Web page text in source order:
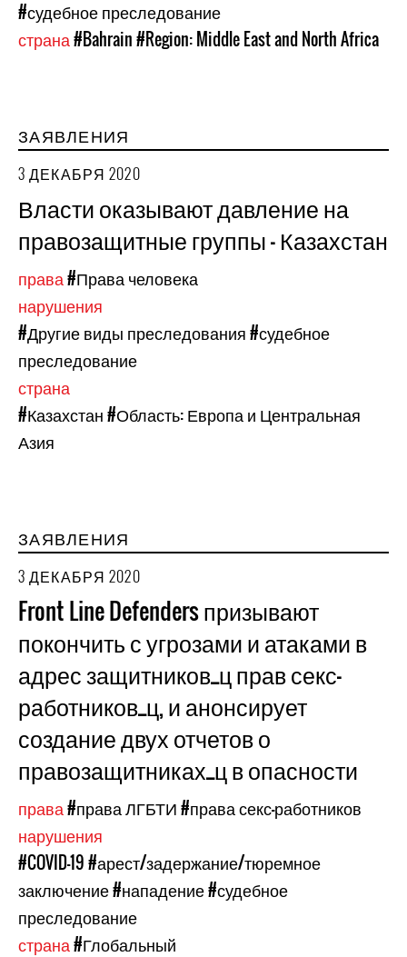
#судебное преследование
страна#Bahrain#Region: Middle East and North Africa
ЗАЯВЛЕНИЯ
3 ДЕКАБРЯ 2020
Власти оказывают давление на
правозащитные группы - Казахстан
права#Права человека
нарушения
#Другие виды преследования#судебное
преследование
страна
#Казахстан#Область: Европа и Центральная
Азия
ЗАЯВЛЕНИЯ
3 ДЕКАБРЯ 2020
Front Line Defenders призывают
покончить с угрозами и атаками в
адрес защитников_ц прав секс-
работников_ц, и анонсирует
создание двух отчетов о
правозащитниках_ц в опасности
права#права ЛГБТИ#права секс-работников
нарушения
#COVID-19#арест/задержание/тюремное
заключение#нападение#судебное
преследование
страна#Глобальный